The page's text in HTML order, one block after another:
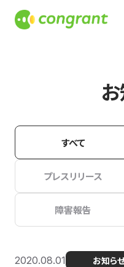
すべて
プレスリリース
障害報告
2020.08.01 お知ら